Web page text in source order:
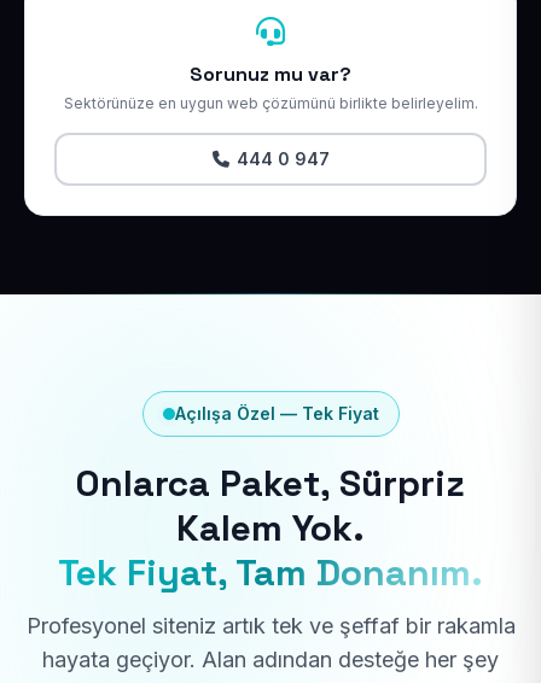
Sorunuz mu var?
Sektörünüze en uygun web çözümünü birlikte belirleyelim.
444 0 947
Açılışa Özel — Tek Fiyat
Onlarca Paket, Sürpriz
Kalem Yok.
Tek Fiyat, Tam Donanım.
Profesyonel siteniz artık tek ve şeffaf bir rakamla
hayata geçiyor. Alan adından desteğe her şey